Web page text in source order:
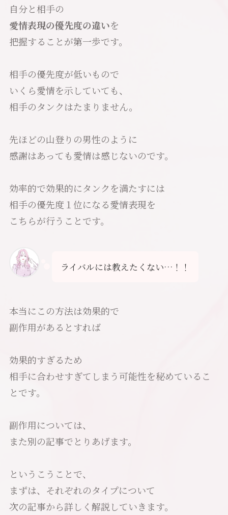
自分と相手の
愛情表現の優先度の違いを
把握することが第一歩です。
相手の優先度が低いもので
いくら愛情を示していても、
相手のタンクはたまりません。
先ほどの山登りの男性のように
感謝はあっても愛情は感じないのです。
効率的で効果的にタンクを満たすには
相手の優先度１位になる愛情表現を
こちらが行うことです。
ライバルには教えたくない…！！
本当にこの方法は効果的で
副作用があるとすれば
効果的すぎるため
相手に合わせすぎてしまう可能性を秘めているこ
とです。
副作用については、
また別の記事でとりあげます。
というこうことで、
まずは、それぞれのタイプについて
次の記事から詳しく解説していきます。